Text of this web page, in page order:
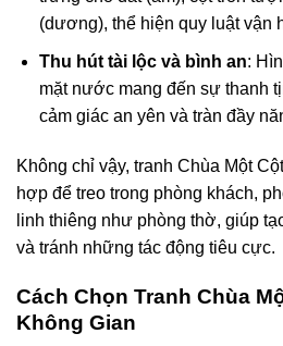
(dương), thể hiện quy luật vận
Thu hút tài lộc và bình an:
mặt nước mang đến sự thanh
cảm giác an yên và tràn đầy
Không chỉ vậy, tranh Chùa Một
hợp để treo trong phòng khách,
linh thiêng như phòng thờ, giúp
và tránh những tác động tiêu cực.
Cách Chọn Tranh Chùa
Không Gian